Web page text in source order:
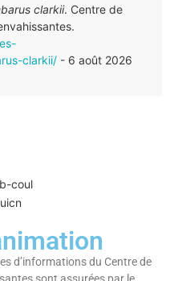
clarkii. Centre de
clarkii/ - 6 août 2026
d’informations du Centre de
sont assurées par le